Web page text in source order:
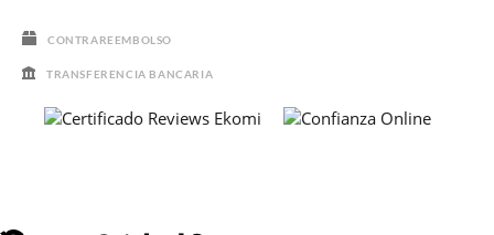
CONTRAREEMBOLSO
TRANSFERENCIA BANCARIA